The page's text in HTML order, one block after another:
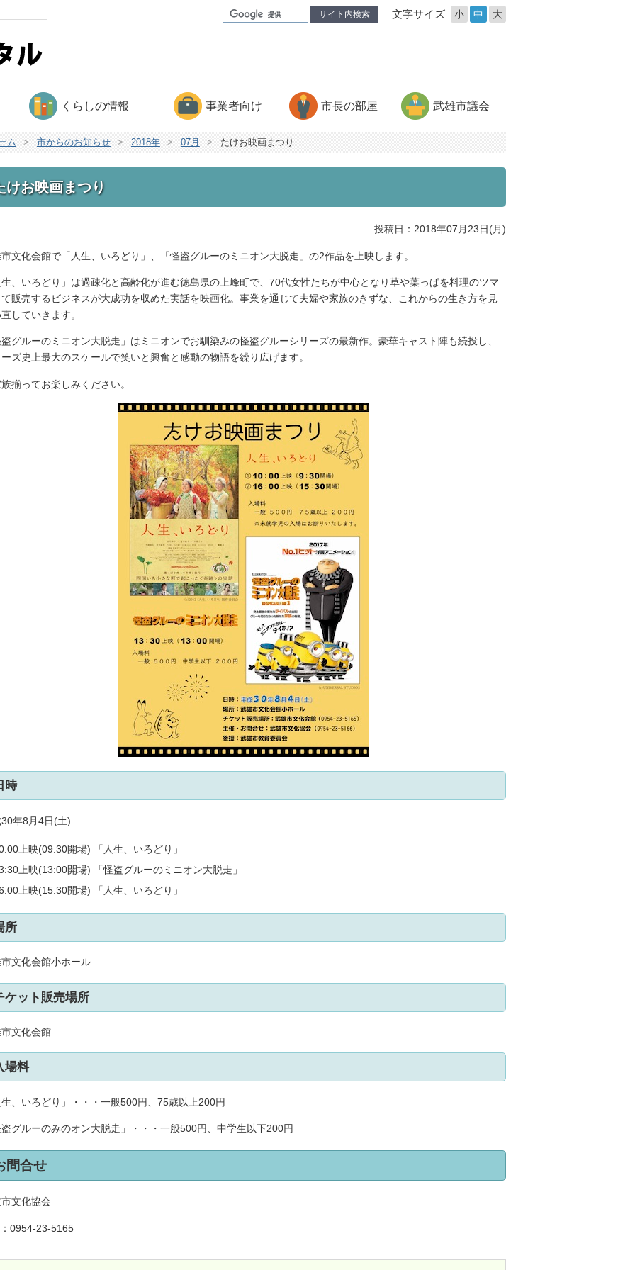
サイト内検索 文字サイズ 小 中 大
くらしの情報 事業者向け 市長の部屋 武雄市議会
ム > 市からのお知らせ > 2018年 > 07月 > たけお映画まつり
けお映画まつり
投稿日：2018年07月23日(月)
文化会館で「人生、いろどり」、「怪盗グルーのミニオン大脱走」の2作品を上映します。
、いろどり」は過疎化と高齢化が進む徳島県の上峰町で、70代女性たちが中心となり草や葉っぱを料理のツマ
販売するビジネスが大成功を収めた実話を映画化。事業を通じて夫婦や家族のきずな、これからの生き方を見
していきます。
グルーのミニオン大脱走」はミニオンでお馴染みの怪盗グルーシリーズの最新作。豪華キャスト陣も続投し、
ズ史上最大のスケールで笑いと興奮と感動の物語を繰り広げます。
揃ってお楽しみください。
時
年8月4日(土)
上映(09:30開場) 「人生、いろどり」
上映(13:00開場) 「怪盗グルーのミニオン大脱走」
上映(15:30開場) 「人生、いろどり」
所
文化会館小ホール
ケット販売場所
文化会館
場料
、いろどり」・・・一般500円、75歳以上200円
グルーのみのオン大脱走」・・・一般500円、中学生以下200円
問合せ
文化協会
0954-23-5165